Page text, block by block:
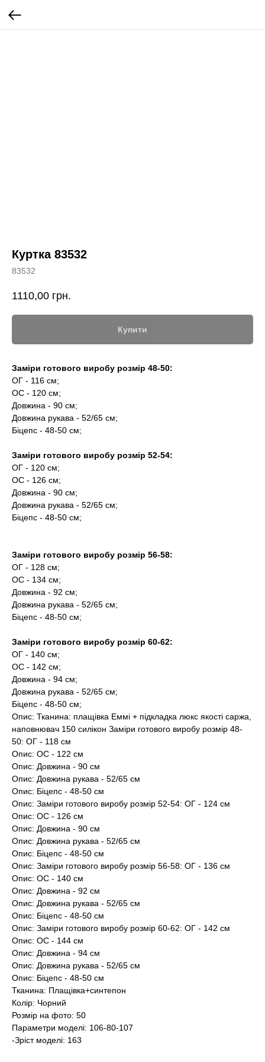
Куртка 83532
83532
1110,00 грн.
Купити
Заміри готового виробу розмір 48-50:
ОГ - 116 см;
ОС - 120 см;
Довжина - 90 см;
Довжина рукава - 52/65 см;
Біцепс - 48-50 см;
Заміри готового виробу розмір 52-54:
ОГ - 120 см;
ОС - 126 см;
Довжина - 90 см;
Довжина рукава - 52/65 см;
Біцепс - 48-50 см;
Заміри готового виробу розмір 56-58:
ОГ - 128 см;
ОС - 134 см;
Довжина - 92 см;
Довжина рукава - 52/65 см;
Біцепс - 48-50 см;
Заміри готового виробу розмір 60-62:
ОГ - 140 см;
ОС - 142 см;
Довжина - 94 см;
Довжина рукава - 52/65 см;
Біцепс - 48-50 см;
Опис: Тканина: плащівка Еммі + підкладка люкс якості саржа,
наповнювач 150 силікон Заміри готового виробу розмір 48-
50: ОГ - 118 см
Опис: ОС - 122 см
Опис: Довжина - 90 см
Опис: Довжина рукава - 52/65 см
Опис: Біцепс - 48-50 см
Опис: Заміри готового виробу розмір 52-54: ОГ - 124 см
Опис: ОС - 126 см
Опис: Довжина - 90 см
Опис: Довжина рукава - 52/65 см
Опис: Біцепс - 48-50 см
Опис: Заміри готового виробу розмір 56-58: ОГ - 136 см
Опис: ОС - 140 см
Опис: Довжина - 92 см
Опис: Довжина рукава - 52/65 см
Опис: Біцепс - 48-50 см
Опис: Заміри готового виробу розмір 60-62: ОГ - 142 см
Опис: ОС - 144 см
Опис: Довжина - 94 см
Опис: Довжина рукава - 52/65 см
Опис: Біцепс - 48-50 см
Тканина: Плащівка+синтепон
Колір: Чорний
Розмір на фото: 50
Параметри моделі: 106-80-107
-Зріст моделі: 163